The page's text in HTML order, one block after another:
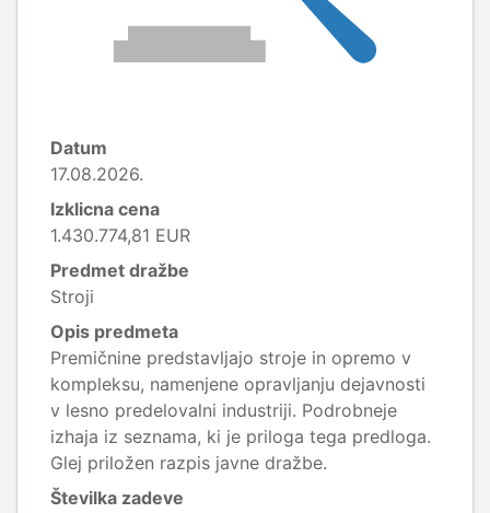
Datum
17.08.2026.
Izklicna cena
1.430.774,81 EUR
Predmet dražbe
Stroji
Opis predmeta
Premičnine predstavljajo stroje in opremo v
kompleksu, namenjene opravljanju dejavnosti
v lesno predelovalni industriji. Podrobneje
izhaja iz seznama, ki je priloga tega predloga.
Glej priložen razpis javne dražbe.
Številka zadeve